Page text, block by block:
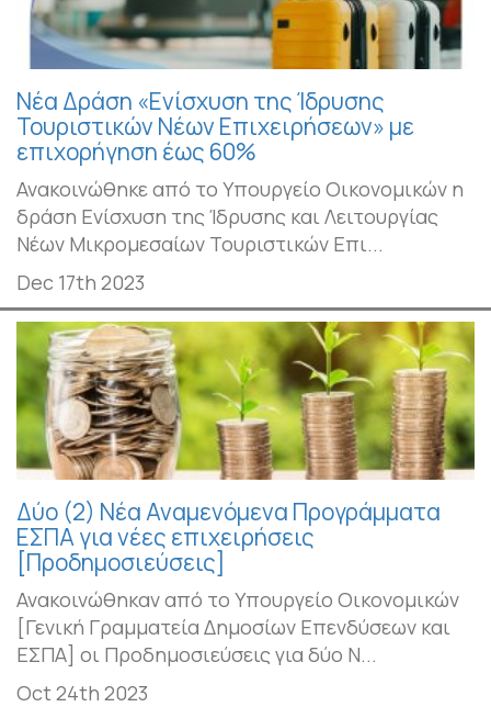
Νέα Δράση «Ενίσχυση της Ίδρυσης
Τουριστικών Νέων Επιχειρήσεων» με
επιχορήγηση έως 60%
Ανακοινώθηκε από το Υπουργείο Οικονομικών η
δράση Ενίσχυση της Ίδρυσης και Λειτουργίας
Νέων Μικρομεσαίων Τουριστικών Επι...
Dec 17th 2023
Δύο (2) Νέα Αναμενόμενα Προγράμματα
ΕΣΠΑ για νέες επιχειρήσεις
[Προδημοσιεύσεις]
Ανακοινώθηκαν από το Υπουργείο Οικονομικών
[Γενική Γραμματεία Δημοσίων Επενδύσεων και
ΕΣΠΑ] οι Προδημοσιεύσεις για δύο Ν...
Oct 24th 2023